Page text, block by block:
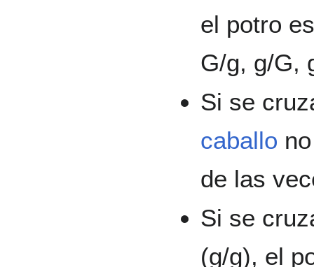
el potro
G/g, g/G,
Si se
caballo
de las
Si se
(g/g), el